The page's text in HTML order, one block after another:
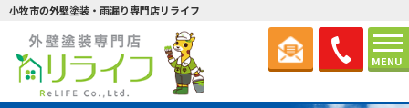
MENU
小牧市の外壁塗装・雨漏り専門店リライフ